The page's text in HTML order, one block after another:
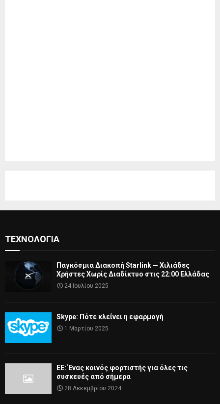
ΤΕΧΝΟΛΟΓΊΑ
Παγκόσμια Διακοπή Starlink — Χιλιάδες
Χρήστες Χωρίς Διαδίκτυο στις 22:00 Ελλάδας
24 Ιουλίου 2025
Skype: Πότε κλείνει η εφαρμογή
1 Μαρτίου 2025
ΕΕ: Ένας κοινός φορτιστής για όλες τις
συσκευές από σήμερα
28 Δεκεμβρίου 2024